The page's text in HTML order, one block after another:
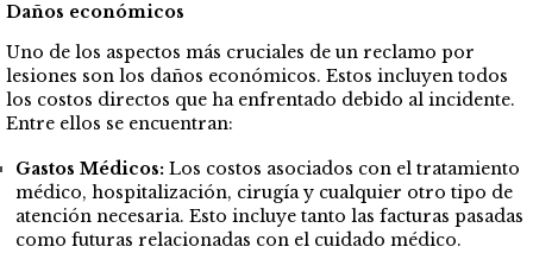
Daños económicos
Uno de los aspectos más cruciales de un reclamo por
lesiones son los daños económicos. Estos incluyen todos
los costos directos que ha enfrentado debido al incidente.
Entre ellos se encuentran:
Gastos Médicos: Los costos asociados con el tratamiento
médico, hospitalización, cirugía y cualquier otro tipo de
atención necesaria. Esto incluye tanto las facturas pasadas
como futuras relacionadas con el cuidado médico.